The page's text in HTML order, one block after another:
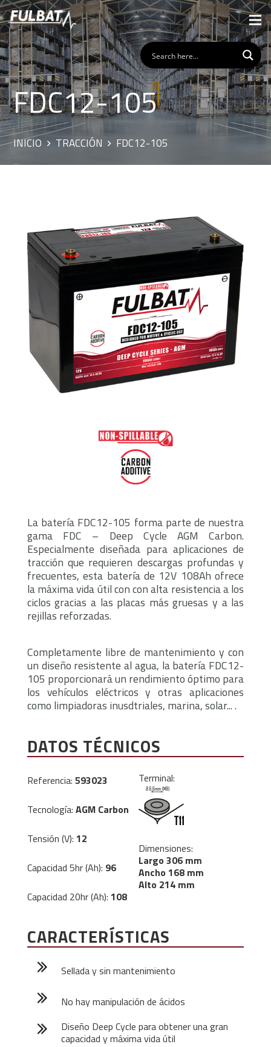
FDC12-105
INICIO TRACCIÓN FDC12-105
La batería FDC12-105 forma parte de nuestra
gama FDC – Deep Cycle AGM Carbon.
Especialmente diseñada para aplicaciones de
tracción que requieren descargas profundas y
frecuentes, esta batería de 12V 108Ah ofrece
la máxima vida útil con con alta resistencia a los
ciclos gracias a las placas más gruesas y a las
rejillas reforzadas.
Completamente libre de mantenimiento y con
un diseño resistente al agua, la batería FDC12-
105 proporcionará un rendimiento óptimo para
los vehículos eléctricos y otras aplicaciones
como limpiadoras inusdtriales, marina, solar... .
DATOS TÉCNICOS
Referencia: 593023
Tecnología: AGM Carbon
Tensión (V): 12
Capacidad 5hr (Ah): 96
Capacidad 20hr (Ah): 108
Terminal:
Dimensiones:
Largo 306 mm
Ancho 168 mm
Alto 214 mm
CARACTERÍSTICAS
Sellada y sin mantenimiento
No hay manipulación de ácidos
Diseño Deep Cycle para obtener una gran
capacidad y máxima vida útil